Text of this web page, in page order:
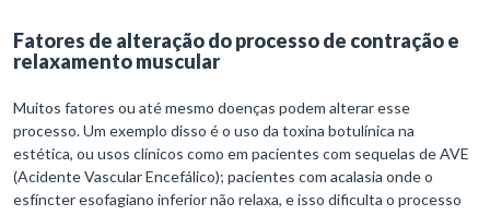
Fatores de alteração do processo de contração e
relaxamento muscular
Muitos fatores ou até mesmo doenças podem alterar esse
processo. Um exemplo disso é o uso da toxina botulínica na
estética, ou usos clínicos como em pacientes com sequelas de AVE
(Acidente Vascular Encefálico); pacientes com acalasia onde o
esfíncter esofagiano inferior não relaxa, e isso dificulta o processo